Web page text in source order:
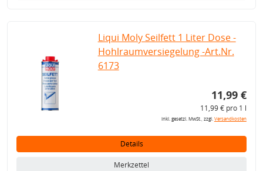
Liqui Moly Seilfett 1 Liter Dose -
Hohlraumversiegelung -Art.Nr.
6173
11,99 €
11,99 € pro 1 l
inkl. gesetzl. MwSt., zzgl.Versandkosten
Details
Merkzettel